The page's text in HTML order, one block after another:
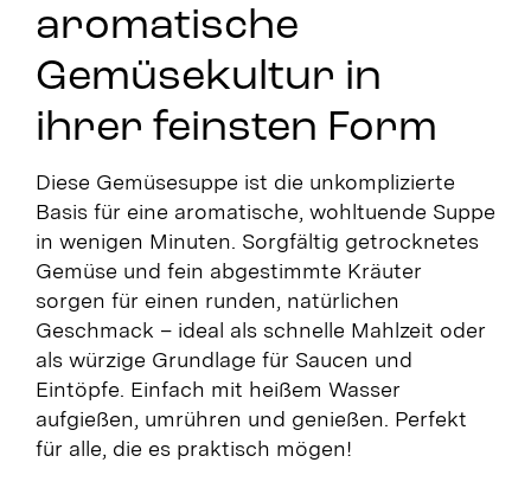
aromatische
Gemüsekultur in
ihrer feinsten Form
Diese Gemüsesuppe ist die unkomplizierte
Basis für eine aromatische, wohltuende Suppe
in wenigen Minuten. Sorgfältig getrocknetes
Gemüse und fein abgestimmte Kräuter
sorgen für einen runden, natürlichen
Geschmack – ideal als schnelle Mahlzeit oder
als würzige Grundlage für Saucen und
Eintöpfe. Einfach mit heißem Wasser
aufgießen, umrühren und genießen. Perfekt
für alle, die es praktisch mögen!